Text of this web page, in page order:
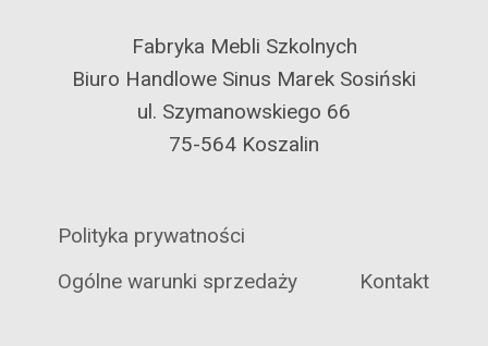
Fabryka Mebli Szkolnych
Biuro Handlowe Sinus Marek Sosiński
ul. Szymanowskiego 66
75-564 Koszalin
Polityka prywatności
Ogólne warunki sprzedaży
Kontakt